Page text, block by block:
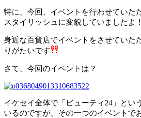
特に、今回、イベントを行わせていた
スタイリッシュに変貌していましたよ！
身近な百貨店でイベントをさせていた
りがたいです
さて、今回のイベントは？
イケセイ全体で「ビューティ24」とい
いるのですが、その一つのイベントで